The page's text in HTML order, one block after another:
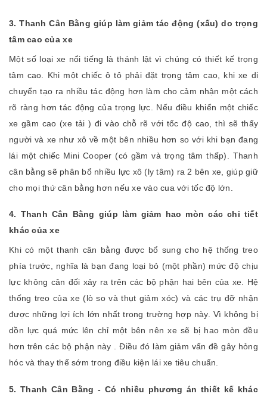
3. Thanh Cân Bằng giúp làm giảm tác động (xấu) do trọng
tâm cao của xe
Một số loại xe nổi tiếng là thánh lật vì chúng có thiết kế trọng
tâm cao. Khi một chiếc ô tô phải đặt trọng tâm cao, khi xe di
chuyển tạo ra nhiều tác động hơn làm cho cảm nhận một cách
rõ ràng hơn tác động của trọng lực. Nếu điều khiển một chiếc
xe gầm cao (xe tải ) đi vào chỗ rẽ với tốc độ cao, thì sẽ thấy
người và xe như xô về một bên nhiều hơn so với khi bạn đang
lái một chiếc Mini Cooper (có gầm và trọng tâm thấp). Thanh
cân bằng sẽ phân bổ nhiều lực xô (ly tâm) ra 2 bên xe, giúp giữ
cho mọi thứ cân bằng hơn nếu xe vào cua với tốc độ lớn.
4. Thanh Cân Bằng giúp làm giảm hao mòn các chi tiết
khác của xe
Khi có một thanh cân bằng được bổ sung cho hệ thống treo
phía trước, nghĩa là bạn đang loại bỏ (một phần) mức độ chịu
lực không cân đối xảy ra trên các bộ phận hai bên của xe. Hệ
thống treo của xe (lò so và thụt giảm xóc) và các trụ đỡ nhận
được những lợi ích lớn nhất trong trường hợp này. Vì không bị
dồn lực quá mức lên chỉ một bên nên xe sẽ bị hao mòn đều
hơn trên các bộ phận này . Điều đó làm giảm vấn đề gây hỏng
hóc và thay thế sớm trong điều kiện lái xe tiêu chuẩn.
5. Thanh Cân Bằng - Có nhiều phương án thiết kế khác